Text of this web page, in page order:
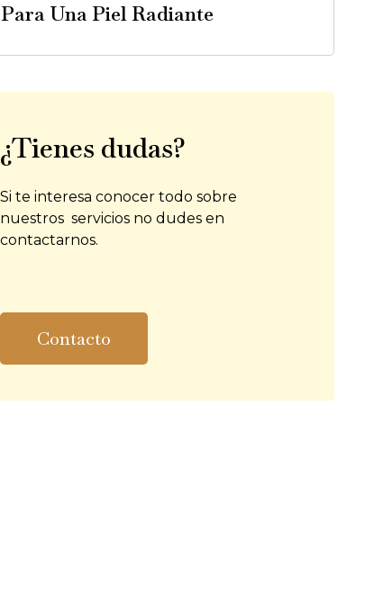
Para Una Piel Radiante
¿Tienes dudas?
Si te interesa conocer todo sobre
nuestros servicios no dudes en
contactarnos.
Contacto